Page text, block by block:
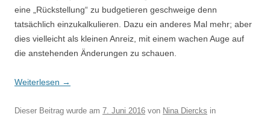
eine „Rückstellung“ zu budgetieren geschweige denn
tatsächlich einzukalkulieren. Dazu ein anderes Mal mehr; aber
dies vielleicht als kleinen Anreiz, mit einem wachen Auge auf
die anstehenden Änderungen zu schauen.
Weiterlesen →
Dieser Beitrag wurde am 7. Juni 2016 von Nina Diercks in